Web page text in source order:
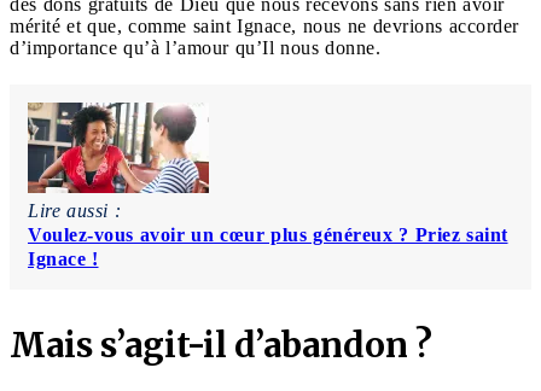
des dons gratuits de Dieu que nous recevons sans rien avoir
mérité et que, comme saint Ignace, nous ne devrions accorder
d’importance qu’à l’amour qu’Il nous donne.
Lire aussi :
Voulez-vous avoir un cœur plus généreux ? Priez saint
Ignace !
Mais s’agit-il d’abandon ?